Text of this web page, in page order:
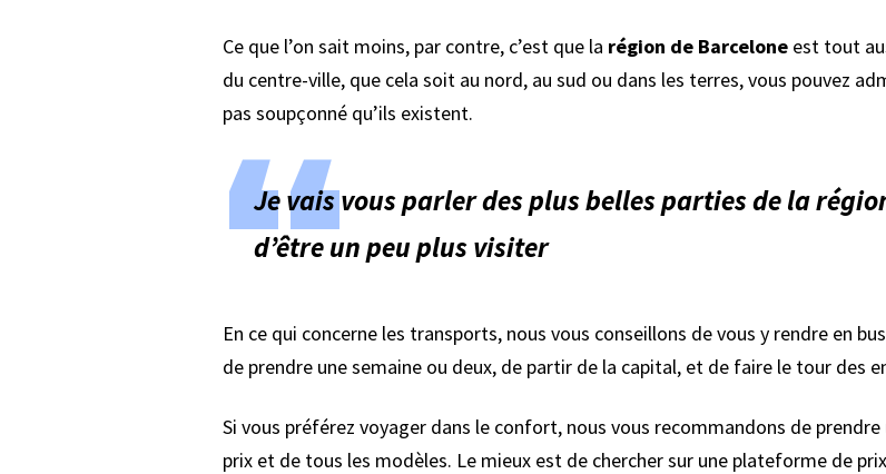
Ce que l’on sait moins, par contre, c’est que la région de Barceloneest tout
du centre-ville, que cela soit au nord, au sud ou dans les terres, vous pouvez
pas soupçonné qu’ils existent.
Je vais vous parler des plus belles parties de la
d’être un peu plus visiter
En ce qui concerne les transports, nous vous conseillons de vous y rendre en
de prendre une semaine ou deux, de partir de la capital, et de faire le tour des
Si vous préférez voyager dans le confort, nous vous recommandons de
prix et de tous les modèles. Le mieux est de chercher sur une plateforme de